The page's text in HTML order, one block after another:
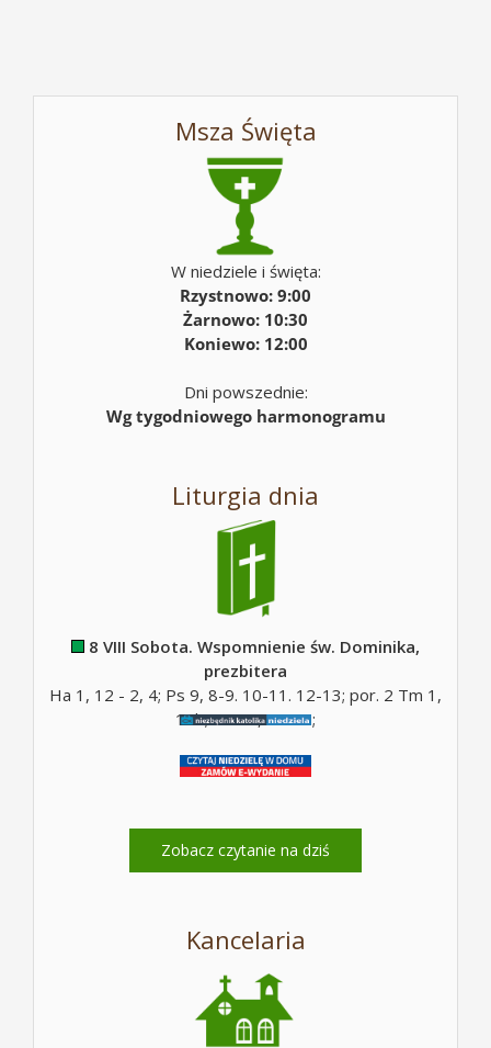
Msza Święta
W niedziele i święta:
Rzystnowo: 9:00
Żarnowo: 10:30
Koniewo: 12:00
Dni powszednie:
Wg tygodniowego harmonogramu
Liturgia dnia
8 VIII Sobota. Wspomnienie św. Dominika,
prezbitera
Ha 1, 12 - 2, 4; Ps 9, 8-9. 10-11. 12-13; por. 2 Tm 1,
10b; Mt 17, 14-20;
Zobacz czytanie na dziś
Kancelaria